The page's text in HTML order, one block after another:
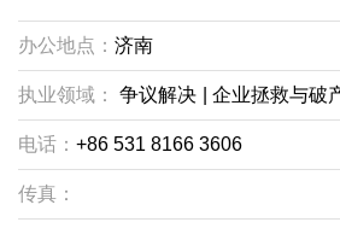
办公地点： 济南
执业领域： 争议解决 企业拯救与破
电话： +86 531 8166 3606
传真：